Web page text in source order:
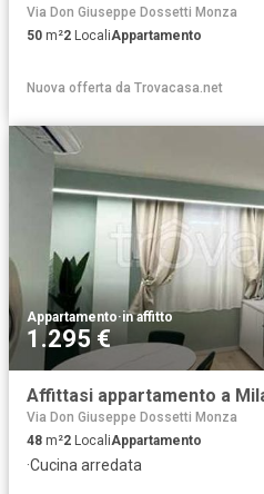
Via Don Giuseppe Dossetti Monza
50 m²2 LocaliAppartamento
Nuova offerta da Trovacasa.net
Appartamento·in affitto
1.295 €
Via Don Giuseppe Dossetti Monza
48 m²2 LocaliAppartamento
·Cucina arredata